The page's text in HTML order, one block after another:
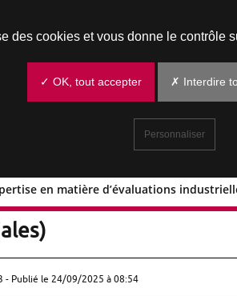
en matière d’évaluations
(expertise en
- Publié le 24/09/2025 à 08:54
des cookies et vous donne le contrôle
✓ OK, tout accepter ✗ Interdire
Personnaliser